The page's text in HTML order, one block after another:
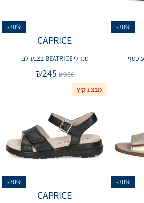
-30%
-30%
CAPRICE
סנדלי BEATRICE בצבע לבן
₪350
₪245
-30%
מבצע קיץ
-30%
CAPRICE